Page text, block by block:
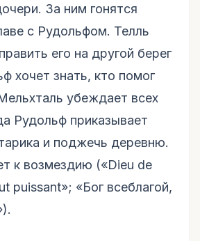
За ним гонятся
с Рудольфом. Телль
его на другой берег
хочет знать, кто помог
убеждает всех
Рудольф приказывает
и поджечь деревню.
к возмездию («Dieu de
puissant»; «Бог всеблагой,